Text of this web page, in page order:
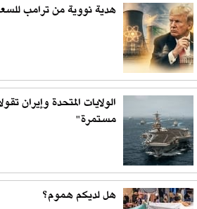
هدية نووية من ترامب
الولايات المتحدة وإيران
مستمرة"
هل لديكم هموم؟